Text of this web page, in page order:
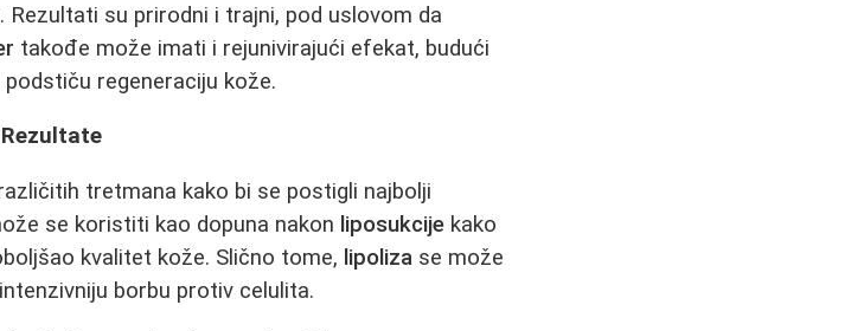
su prirodni i trajni, pod uslovom da
takođe može imati i rejunivirajući efekat, budući
regeneraciju kože.
tretmana kako bi se postigli najbolji
se koristiti kao dopuna nakon liposukcije kako
kvalitet kože. Slično tome, lipoliza se može
borbu protiv celulita.